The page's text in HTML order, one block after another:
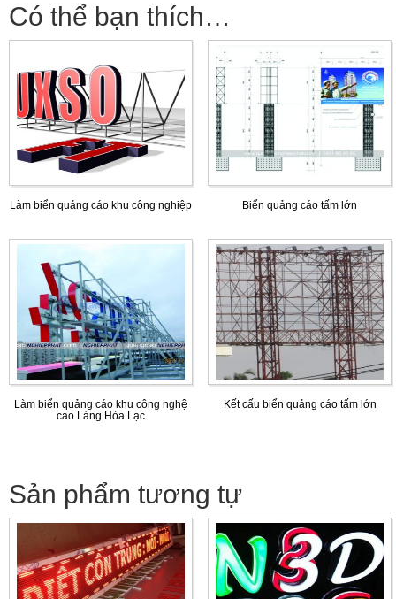
Có thể bạn thích…
Làm biển quảng cáo khu công nghiệp Biển quảng cáo tấm lớn
Làm biển quảng cáo khu công nghệ
cao Láng Hòa Lạc
Kết cấu biển quảng cáo tấm lớn
Sản phẩm tương tự